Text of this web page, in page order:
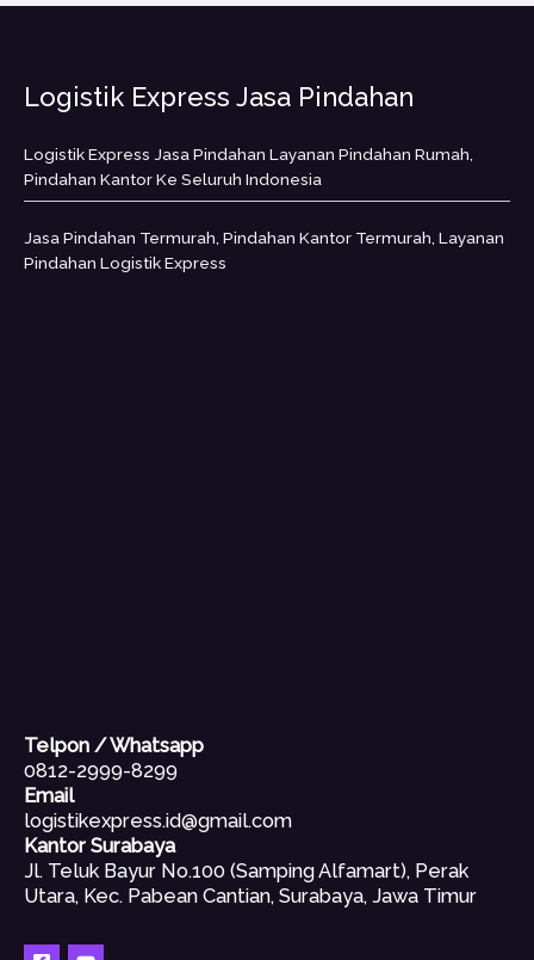
Logistik Express Jasa Pindahan
Logistik Express Jasa Pindahan Layanan Pindahan Rumah,
Pindahan Kantor Ke Seluruh Indonesia
Jasa Pindahan Termurah, Pindahan Kantor Termurah, Layanan
Pindahan Logistik Express
Telpon / Whatsapp
0812-2999-8299
Email
logistikexpress.id@gmail.com
Kantor Surabaya
Jl. Teluk Bayur No.100 (Samping Alfamart), Perak
Utara, Kec. Pabean Cantian, Surabaya, Jawa Timur